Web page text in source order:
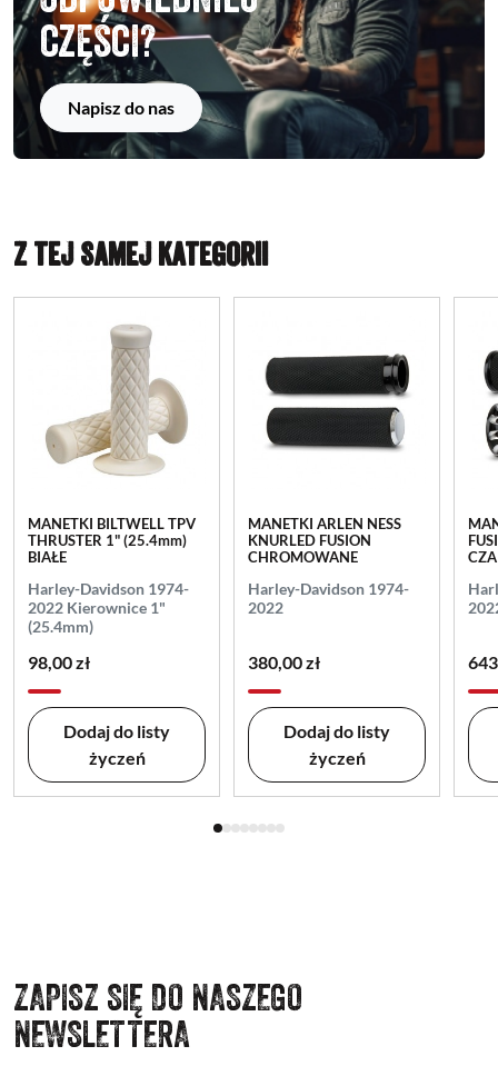
części?
Napisz do nas
Z TEJ SAMEJ KATEGORII
MANETKI BILTWELL TPV
THRUSTER 1" (25.4mm)
BIAŁE
Harley-Davidson 1974-
2022 Kierownice 1"
(25.4mm)
98,00 zł
Dodaj do listy
życzeń
MANETKI ARLEN NESS
KNURLED FUSION
CHROMOWANE
Harley-Davidson 1974-
2022
380,00 zł
Dodaj do listy
życzeń
ZAPISZ SIĘ DO NASZEGO
NEWSLETTERA